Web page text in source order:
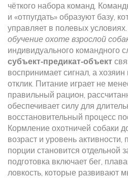
чёткого набора команд.
и «отпугдать» образуют базу,
управляет в полевых
обучение охоте взрослой
индивидуального командного
субъект‑предикат‑объект
воспринимает сигнал, а
отклик. Питание играет не
правильный рацион,
обеспечивает силу для
восстановительный процесс
Кормление охотничей собаки
возраст и уровень активности,
порции становится отдельной
подготовка включает бег,
ловкость, которые развивают